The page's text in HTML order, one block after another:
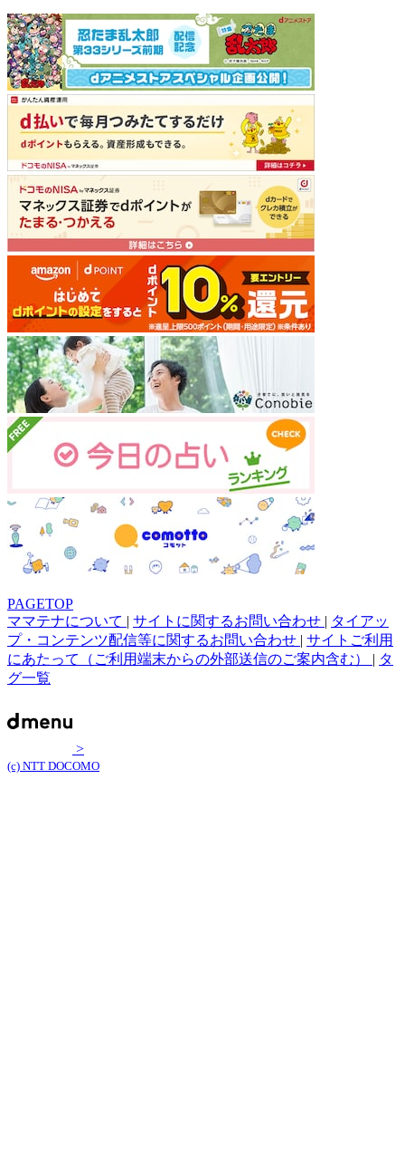
PAGETOP
ママテナについて | サイトに関するお問い合わせ | タイアッ
プ・コンテンツ配信等に関するお問い合わせ | サイトご利用
にあたって（ご利用端末からの外部送信のご案内含む） | タ
グ一覧
>
(c) NTT DOCOMO